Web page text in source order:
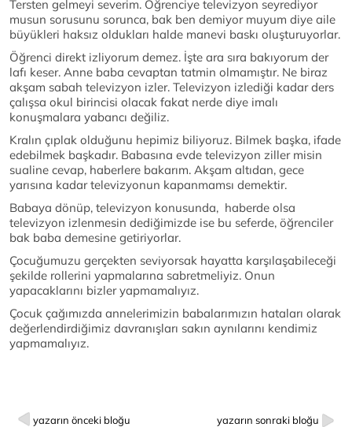
Tersten gelmeyi severim. Öğrenciye televizyon seyrediyor
musun sorusunu sorunca, bak ben demiyor muyum diye aile
büyükleri haksız oldukları halde manevi baskı oluşturuyorlar.
Öğrenci direkt izliyorum demez. İşte ara sıra bakıyorum der
lafı keser. Anne baba cevaptan tatmin olmamıştır. Ne biraz
akşam sabah televizyon izler. Televizyon izlediği kadar ders
çalışsa okul birincisi olacak fakat nerde diye imalı
konuşmalara yabancı değiliz.
Kralın çıplak olduğunu hepimiz biliyoruz. Bilmek başka, ifade
edebilmek başkadır. Babasına evde televizyon ziller misin
sualine cevap, haberlere bakarım. Akşam altıdan, gece
yarısına kadar televizyonun kapanmamsı demektir.
Babaya dönüp, televizyon konusunda, haberde olsa
televizyon izlenmesin dediğimizde ise bu seferde, öğrenciler
bak baba demesine getiriyorlar.
Çocuğumuzu gerçekten seviyorsak hayatta karşılaşabileceği
şekilde rollerini yapmalarına sabretmeliyiz. Onun
yapacaklarını bizler yapmamalıyız.
Çocuk çağımızda annelerimizin babalarımızın hataları olarak
değerlendirdiğimiz davranışları sakın aynılarını kendimiz
yapmamalıyız.
yazarın önceki bloğu yazarın sonraki bloğu